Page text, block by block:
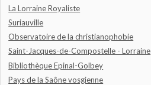
La Lorraine Royaliste
Suriauville
Observatoire de la christianophobie
Saint-Jacques-de-Compostelle - Lorraine
Bibliothèque Epinal-Golbey
Pays de la Saône vosgienne